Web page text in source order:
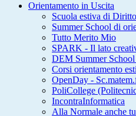
Orientamento in Uscita
Scuola estiva di Diritto
Summer School di
Tutto Merito Mio
SPARK - Il lato
DEM Summer
Corsi orientamento
OpenDay -
PoliCollege
IncontraInformatica
Alla Normale anche tu